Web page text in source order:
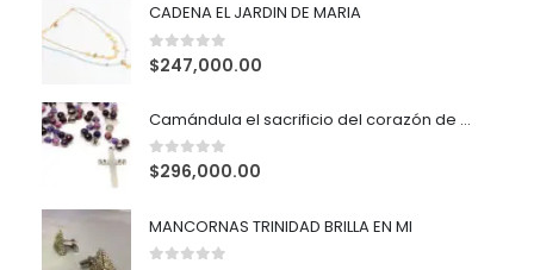
CADENA EL JARDIN DE MARIA
0out of 5
$247,000.00
Camándula el sacrificio del corazón de María (copia)
0out of 5
$296,000.00
MANCORNAS TRINIDAD BRILLA EN MI